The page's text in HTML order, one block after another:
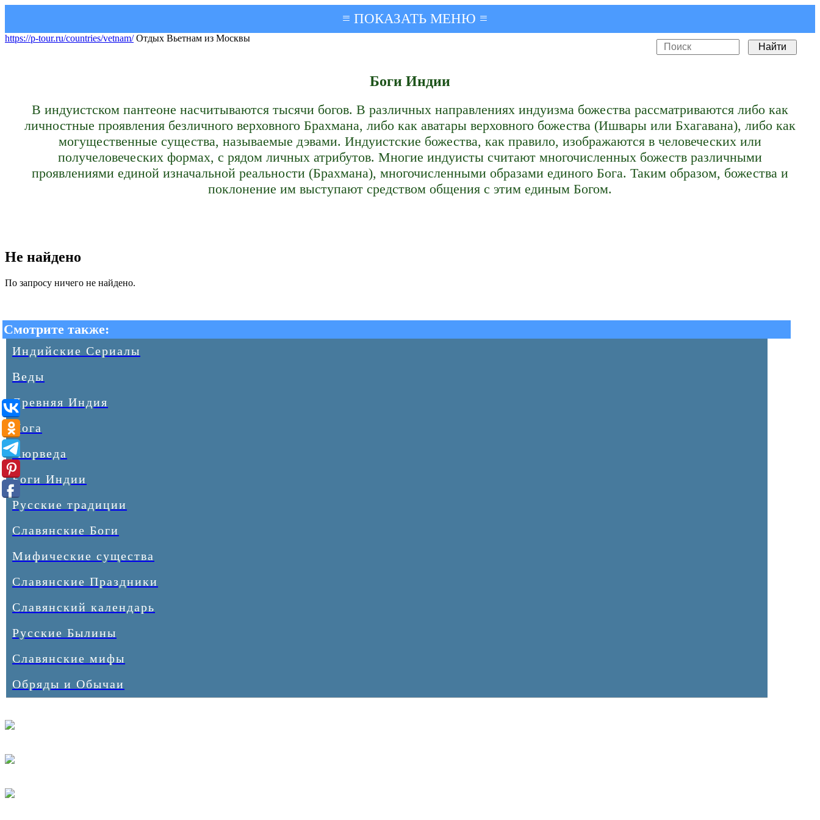
≡ ПОКАЗАТЬ МЕНЮ ≡
https://p-tour.ru/countries/vetnam/Отдых Вьетнам из Москвы
Боги Индии
В индуистском пантеоне насчитываются тысячи богов. В различных направлениях индуизма божества рассматриваются либо как
личностные проявления безличного верховного Брахмана, либо как аватары верховного божества (Ишвары или Бхагавана), либо как
могущественные существа, называемые дэвами. Индуистские божества, как правило, изображаются в человеческих или
получеловеческих формах, с рядом личных атрибутов. Многие индуисты считают многочисленных божеств различными
проявлениями единой изначальной реальности (Брахмана), многочисленными образами единого Бога. Таким образом, божества и
поклонение им выступают средством общения с этим единым Богом.
Не найдено
По запросу ничего не найдено.
Смотрите также:
Индийские Сериалы
Веды
Древняя Индия
Йога
Аюрведа
Боги Индии
Русские традиции
Славянские Боги
Мифические существа
Славянские Праздники
Славянский календарь
Русские Былины
Славянские мифы
Обряды и Обычаи